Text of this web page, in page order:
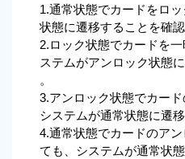
1.通常状態でカードをロ
状態に遷移することを確認
2.ロック状態でカードを
ステムがアンロック状態
。
3.アンロック状態でカード
システムが通常状態に遷
4.通常状態でカードのア
ても、システムが通常状